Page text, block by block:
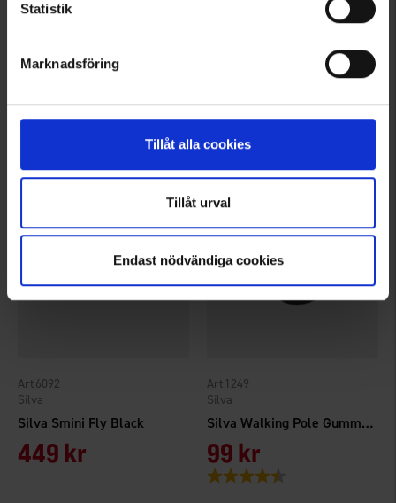
Statistik
Marknadsföring
Tillåt alla cookies
Tillåt urval
Endast nödvändiga cookies
Silva Glow Black
6083
Silva Trekking Pole Aluminium Z-fold
849 kr
Silva Smini Fly Black
Silva
6092
449 kr
Silva Walking Pole Gummiskydd 2-pack
Silva
1249
99 kr
Betyg: